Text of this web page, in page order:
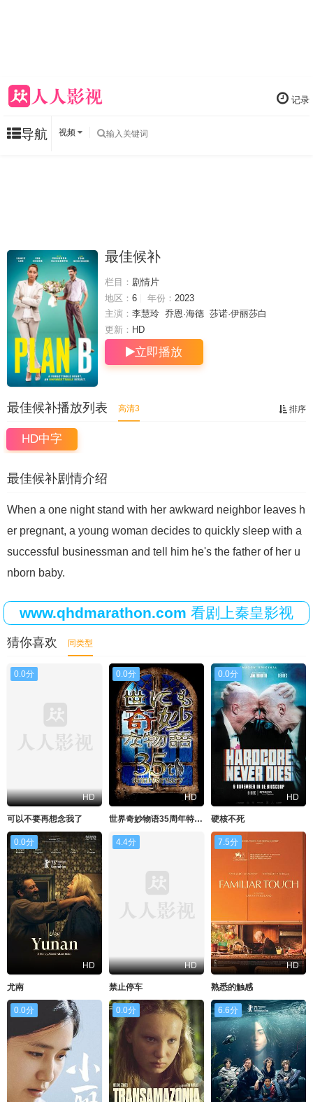
记录
导航 视频
最佳候补
栏目： 剧情片
地区： 6 年份： 2023
主演： 李慧玲 乔恩·海德 莎诺·伊丽莎白
更新： HD
立即播放
排序
最佳候补播放列表 高清3
HD中字
最佳候补剧情介绍
When a one night stand with her awkward neighbor leaves h
er pregnant, a young woman decides to quickly sleep with a
successful businessman and tell him he's the father of her u
nborn baby.
www.qhdmarathon.com 看剧上秦皇影视
猜你喜欢 同类型
0.0分
HD
可以不要再想念我了
0.0分
HD
世界奇妙物语35周年特别篇～传奇名作秋季特别篇
0.0分
HD
硬核不死
0.0分
HD
尤南
4.4分
HD
禁止停车
7.5分
HD
熟悉的触感
0.0分 0.0分 6.6分